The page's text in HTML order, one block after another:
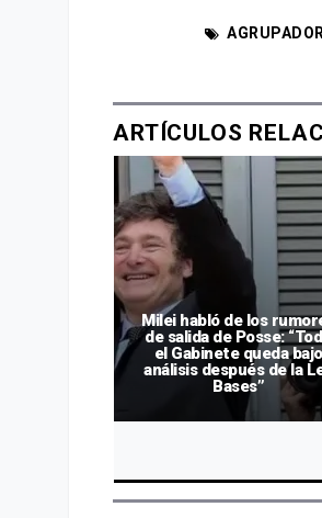
ARTÍCULOS
Milei habló de los
de salida de Posse:
el Gabinete queda bajo
análisis después de la
Bases”